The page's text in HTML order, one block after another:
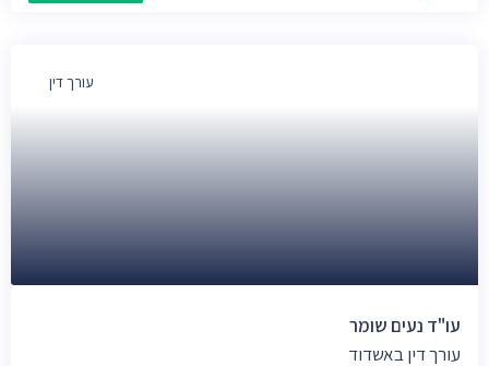
עורך דין
עו"ד נעים שומר
עורך דין באשדוד